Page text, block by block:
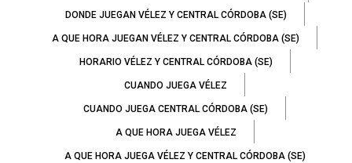
DONDE JUEGAN VÉLEZ Y CENTRAL CÓRDOBA (SE)
A QUE HORA JUEGAN VÉLEZ Y CENTRAL CÓRDOBA (SE)
HORARIO VÉLEZ Y CENTRAL CÓRDOBA (SE)
CUANDO JUEGA VÉLEZ
CUANDO JUEGA CENTRAL CÓRDOBA (SE)
A QUE HORA JUEGA VÉLEZ
A QUE HORA JUEGA VÉLEZ Y CENTRAL CÓRDOBA (SE)